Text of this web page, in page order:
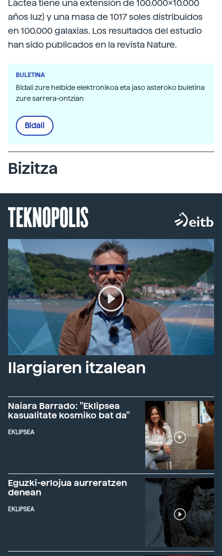
Láctea tiene una extensión de 100.000x10.000
años luz) y una masa de 1017 soles distribuidos
en 100.000 galaxias. Los resultados del estudio
han sido publicados en la revista Nature.
BULETINA
Bidali zure helbide elektronikoa eta jaso asteroko buletina
zure sarrera-ontzian
Bidali
Bizitza
TEKNOPOLIS
Ilargiaren itzalean
Naiara Barrado: "Eklipsea
kasualitate kosmiko bat da"
EKLIPSEA
Eguzki-erlojua aurreratzen
denean
EKLIPSEA